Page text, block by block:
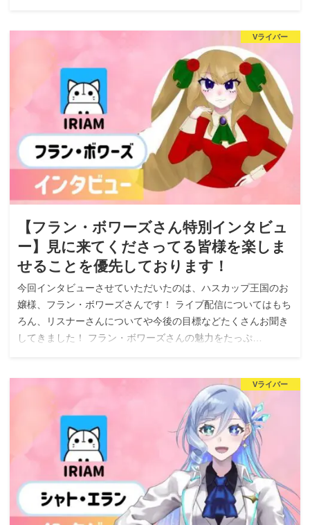
Vライバー
【フラン・ボワーズさん特別インタビュ
ー】見に来てくださってる皆様を楽しま
せることを優先しております！
今回インタビューさせていただいたのは、ハスカップ王国のお
嬢様、フラン・ボワーズさんです！ ライブ配信についてはもち
ろん、リスナーさんについてや今後の目標などたくさんお聞き
してきました！ フラン・ボワーズさんの魅力をたっぷ…
Vライバー